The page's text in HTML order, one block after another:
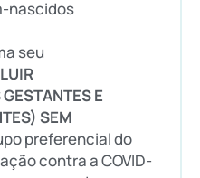
nascidos
seu
E
SEM
preferencial do
contra a COVID-